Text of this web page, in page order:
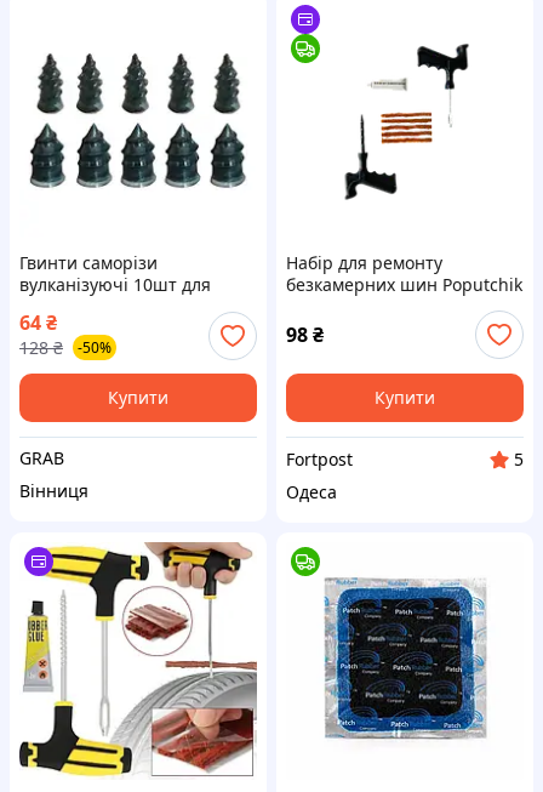
Гвинти саморізи
вулканізуючі 10шт для
шин
64₴
128 ₴ -50%
Купити
GRAB
Вінниця
Набір для ремонту
безкамерних шин Poputchik
98₴
Купити
Fortpost
5
Одеса